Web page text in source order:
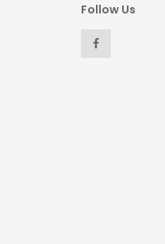
Follow Us